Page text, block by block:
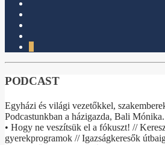
PODCAST
Egyházi és világi vezetőkkel,
Podcastunkban a házigazda, Bali
• Hogy ne veszítsük el a fókuszt! //
gyerekprogramok // Igazságkeresők